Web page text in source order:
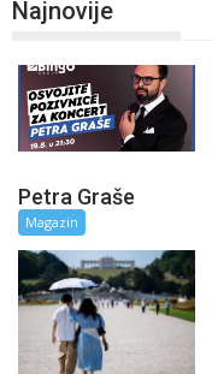
Najnovije
Petra Graše
Magazin